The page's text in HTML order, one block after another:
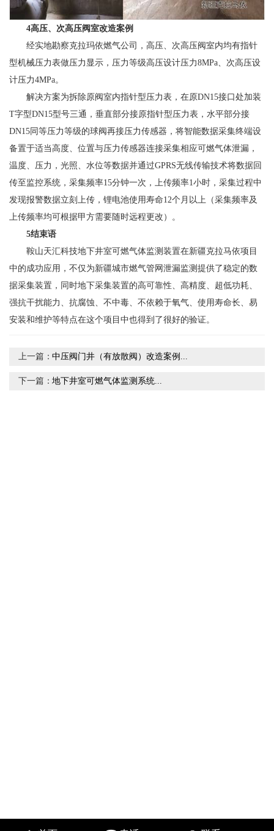
4高压、次高压阀室改造案例
经实地勘察克拉玛依燃气公司，高压、次高压阀室内均有指针
型机械压力表做压力显示，压力等级高压设计压力8MPa、次高压设
计压力4MPa。
解决方案为拆除原阀室内指针型压力表，在原DN15接口处加装
T字型DN15型号三通，垂直部分接原指针型压力表，水平部分接
DN15同等压力等级的球阀再接压力传感器，将智能数据采集终端设
备置于适当高度、位置与压力传感器连接采集相应可燃气体泄漏，
温度、压力，光照、水位等数据并通过GPRS无线传输技术将数据回
传至监控系统，采集频率15分钟一次，上传频率1小时，采集过程中
发现报警数据立刻上传，锂电池使用寿命12个月以上（采集频率及
上传频率均可根据甲方需要随时远程更改）。
5结束语
鞍山天汇科技地下井室可燃气体监测装置在新疆克拉马依项目
中的成功应用，不仅为新疆城市燃气管网泄漏监测提供了稳定的数
据采集装置，同时地下采集装置的高可靠性、高精度、超低功耗、
强抗干扰能力、抗腐蚀、不中毒、不依赖于氧气、使用寿命长、易
安装和维护等特点在这个项目中也得到了很好的验证。
上一篇：中压阀门井（有放散阀）改造案例...
下一篇：地下井室可燃气体监测系统...